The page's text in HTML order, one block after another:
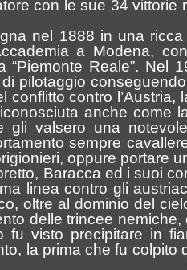
Pisa
con le sue 34
nel 1888 in una
a Modena,
“Piemonte Reale”.
pilotaggio
conflitto contro
anche come
gli valsero una
sempre
oppure portare
Baracca ed i suoi
linea contro gli
oltre al dominio del
delle trincee
fu visto precipitare in
la prima che fu